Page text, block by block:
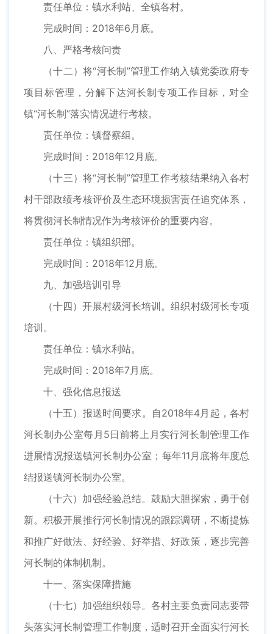
责任单位：镇水利站、全镇各村。
完成时间：2018年6月底。
八、严格考核问责
（十二）将“河长制”管理工作纳入镇党委政府专
项目标管理，分解下达河长制专项工作目标，对全
镇“河长制”落实情况进行考核。
责任单位：镇督察组。
完成时间：2018年12月底。
（十三）将“河长制”管理工作考核结果纳入各村
村干部政绩考核评价及生态环境损害责任追究体系，
将贯彻河长制情况作为考核评价的重要内容。
责任单位：镇组织部。
完成时间：2018年12月底。
九、加强培训引导
（十四）开展村级河长培训。组织村级河长专项
培训。
责任单位：镇水利站。
完成时间：2018年7月底。
十、强化信息报送
（十五）报送时间要求。自2018年4月起，各村
河长制办公室每月5日前将上月实行河长制管理工作
进展情况报送镇河长制办公室；每年11月底将年度总
结报送镇河长制办公室。
（十六）加强经验总结。鼓励大胆探索，勇于创
新。积极开展推行河长制情况的跟踪调研，不断提炼
和推广好做法、好经验、好举措、好政策，逐步完善
河长制的体制机制。
十一、落实保障措施
（十七）加强组织领导。各村主要负责同志要带
头落实河长制管理工作制度，适时召开全面实行河长